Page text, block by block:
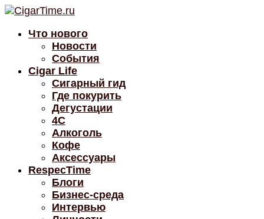
Что нового
Новости
События
Cigar Life
Сигарный гид
Где покурить
Дегустации
4C
Алкоголь
Кофе
Аксессуары
RespecTime
Блоги
Бизнес-среда
Интервью